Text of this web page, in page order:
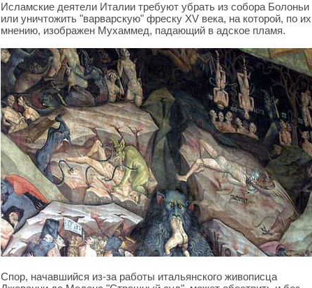
Исламские деятели Италии требуют убрать из собора Болоньи
или уничтожить "варварскую" фреску XV века, на которой, по их
мнению, изображен Мухаммед, падающий в адское пламя.
Спор, начавшийся из-за работы итальянского живописца